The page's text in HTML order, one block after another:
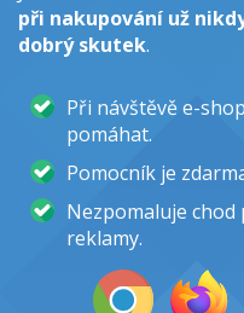
při nakupování už
dobrý skutek.
Při návštěvě e-
pomáhat.
Pomocník je
Nezpomaluje
reklamy.